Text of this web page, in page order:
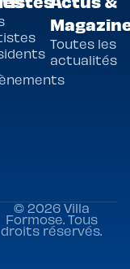
Toutes les
actualités
© 2026 Villa
Formose. Tous
droits réservés.